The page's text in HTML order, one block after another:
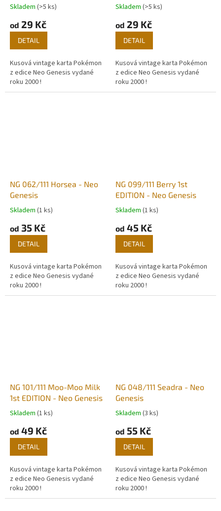
Skladem (>5 ks)
od 29 Kč
DETAIL
Kusová vintage karta Pokémon
z edice Neo Genesis vydané
roku 2000 !
Skladem (>5 ks)
od 29 Kč
DETAIL
Kusová vintage karta Pokémon
z edice Neo Genesis vydané
roku 2000 !
NG 062/111 Horsea - Neo
Genesis
Skladem (1 ks)
od 35 Kč
DETAIL
Kusová vintage karta Pokémon
z edice Neo Genesis vydané
roku 2000 !
NG 099/111 Berry 1st
EDITION - Neo Genesis
Skladem (1 ks)
od 45 Kč
DETAIL
Kusová vintage karta Pokémon
z edice Neo Genesis vydané
roku 2000 !
NG 101/111 Moo-Moo Milk
1st EDITION - Neo Genesis
Skladem (1 ks)
od 49 Kč
DETAIL
Kusová vintage karta Pokémon
z edice Neo Genesis vydané
roku 2000 !
NG 048/111 Seadra - Neo
Genesis
Skladem (3 ks)
od 55 Kč
DETAIL
Kusová vintage karta Pokémon
z edice Neo Genesis vydané
roku 2000 !